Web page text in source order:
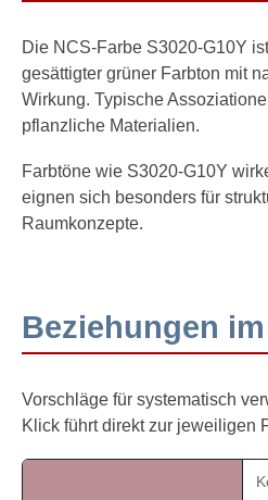
Die NCS-Farbe S3020-G10Y
gesättigter grüner Farbton mit
Wirkung. Typische
pflanzliche Materialien.
Farbtöne wie S3020-G10Y
eignen sich besonders für
Raumkonzepte.
Beziehungen
Vorschläge für systematisch
Klick führt direkt zur jeweiligen